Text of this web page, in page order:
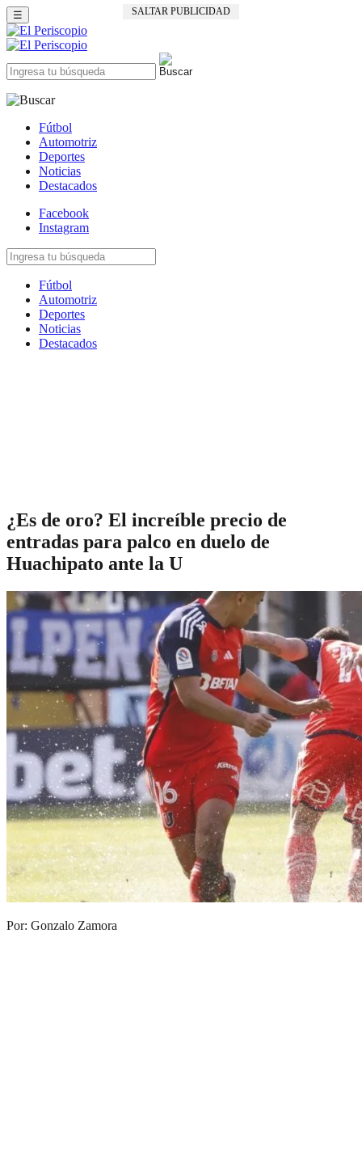
SALTAR PUBLICIDAD
☰
Fútbol
Automotriz
Deportes
Noticias
Destacados
Facebook
Instagram
Fútbol
Automotriz
Deportes
Noticias
Destacados
¿Es de oro? El increíble precio de
entradas para palco en duelo de
Huachipato ante la U
Por: Gonzalo Zamora